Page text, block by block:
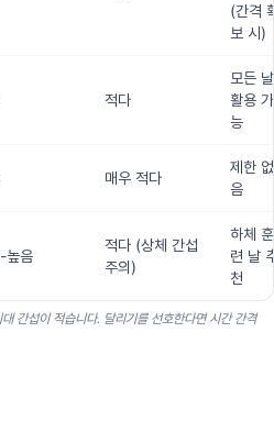
(간격
보 시)
적다
모든 날
활용 가
능
매우 적다
제한 없
음
높음
적다 (상체 간섭
주의)
하체 훈
련 날
천
간섭이 적습니다. 달리기를 선호한다면 시간 간격